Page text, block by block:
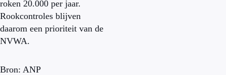
roken 20.000 per jaar.
Rookcontroles blijven
daarom een prioriteit van de
NVWA.
Bron: ANP